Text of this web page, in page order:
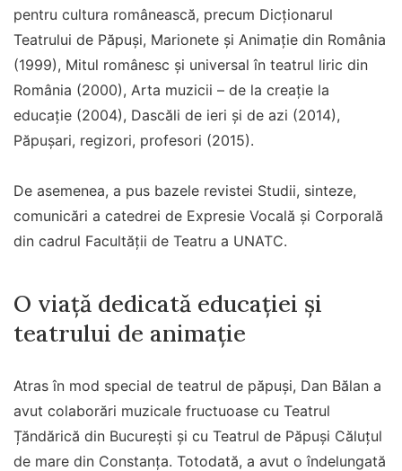
pentru cultura românească, precum Dicționarul
Teatrului de Păpuși, Marionete și Animație din România
(1999), Mitul românesc și universal în teatrul liric din
România (2000), Arta muzicii – de la creație la
educație (2004), Dascăli de ieri și de azi (2014),
Păpușari, regizori, profesori (2015).
De asemenea, a pus bazele revistei Studii, sinteze,
comunicări a catedrei de Expresie Vocală și Corporală
din cadrul Facultății de Teatru a UNATC.
O viață dedicată educației și
teatrului de animație
Atras în mod special de teatrul de păpuși, Dan Bălan a
avut colaborări muzicale fructuoase cu Teatrul
Țăndărică din București și cu Teatrul de Păpuși Căluțul
de mare din Constanța. Totodată, a avut o îndelungată